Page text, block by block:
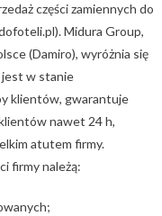
części zamiennych do
Midura Group,
(Damiro), wyróżnia się
jest w stanie
klientów, gwarantuje
nawet 24 h,
atutem firmy.
firmy należą: